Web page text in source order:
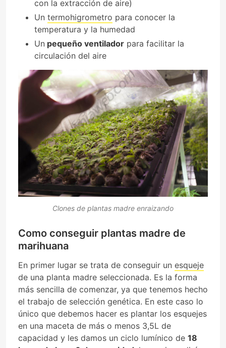
con la extracción de aire)
Un termohigrometro para conocer la
temperatura y la humedad
Un pequeño ventilador para facilitar la
circulación del aire
Clones de plantas madre enraizando
Como conseguir plantas madre de
marihuana
En primer lugar se trata de conseguir un esqueje
de una planta madre seleccionada. Es la forma
más sencilla de comenzar, ya que tenemos hecho
el trabajo de selección genética. En este caso lo
único que debemos hacer es plantar los esquejes
en una maceta de más o menos 3,5L de
capacidad y les damos un ciclo lumínico de 18